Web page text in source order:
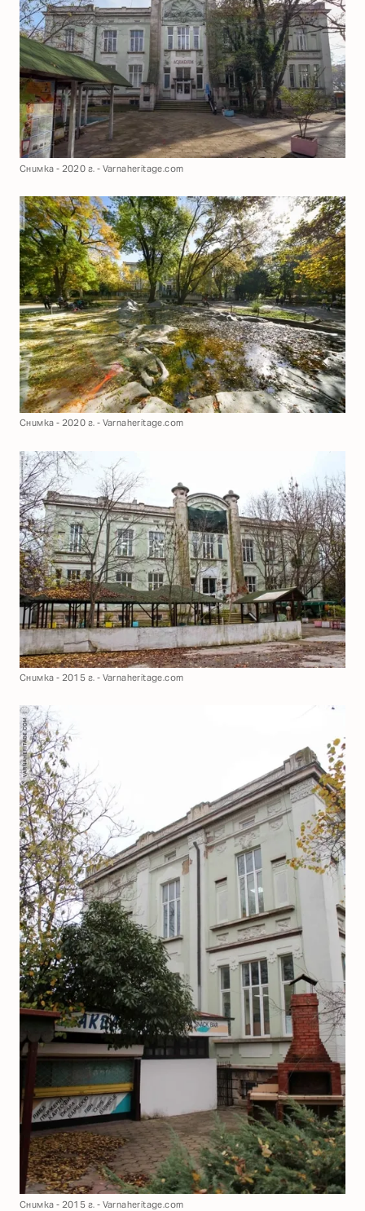
Снимка - 2020 г. - Varnaheritage.com
Снимка - 2020 г. - Varnaheritage.com
Снимка - 2015 г. - Varnaheritage.com
Снимка - 2015 г. - Varnaheritage.com